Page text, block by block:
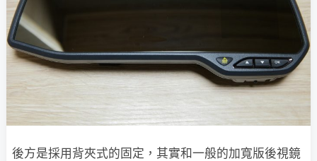
後方是採用背夾式的固定，其實和一般的加寬版後視鏡